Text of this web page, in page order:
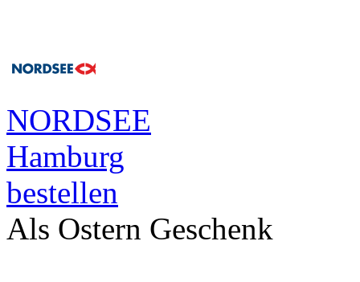
NORDSEE
Hamburg
bestellen
Als Ostern Geschenk